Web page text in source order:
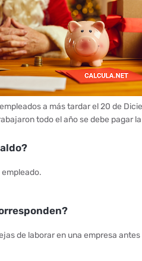
a más tardar el 20 de
todo el año se debe pagar
empleado.
de laborar en una empresa